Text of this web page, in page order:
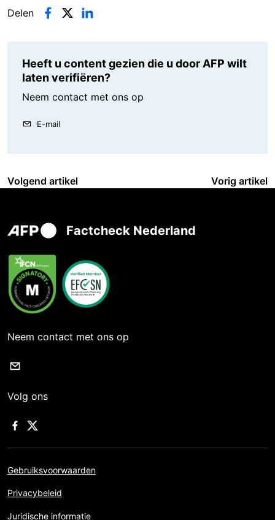
Delen
Heeft u content gezien die u door AFP wilt
laten verifiëren?
Neem contact met ons op
E-mail
Volgend artikel Vorig artikel
Factcheck Nederland
Neem contact met ons op
Volg ons
Gebruiksvoorwaarden
Privacybeleid
Juridische informatie